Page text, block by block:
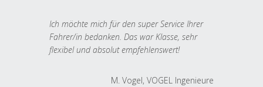
Ich möchte mich für den super Service Ihrer
Fahrer/in bedanken. Das war Klasse, sehr
flexibel und absolut empfehlenswert!
M. Vogel, VOGEL Ingenieure